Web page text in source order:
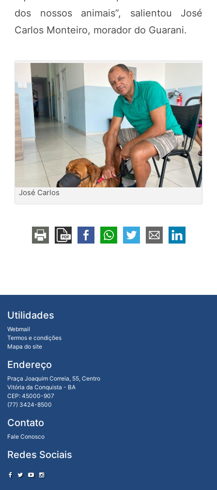
dos nossos animais”, salientou José
Carlos Monteiro, morador do Guarani.
José Carlos
Utilidades
Webmail
Termos e condições
Mapa do site
Endereço
Praça Joaquim Correia, 55, Centro
Vitória da Conquista - BA
CEP: 45000-907
(77) 3424-8500
Contato
Fale Conosco
Redes Sociais